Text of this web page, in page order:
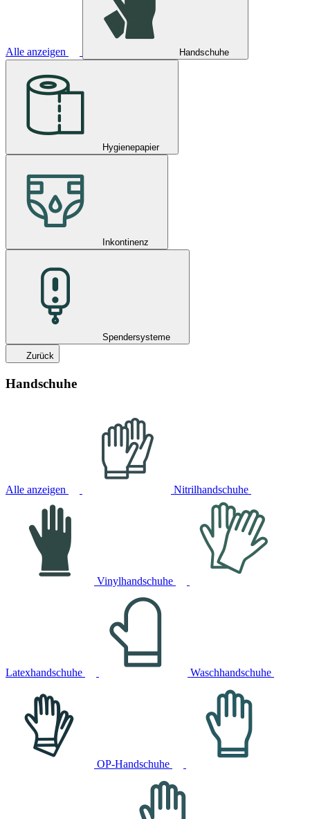
Alle anzeigen Handschuhe
Hygienepapier
Inkontinenz
Spendersysteme
Zurück
Handschuhe
Alle anzeigen Nitrilhandschuhe
Vinylhandschuhe
Latexhandschuhe Waschhandschuhe
OP-Handschuhe